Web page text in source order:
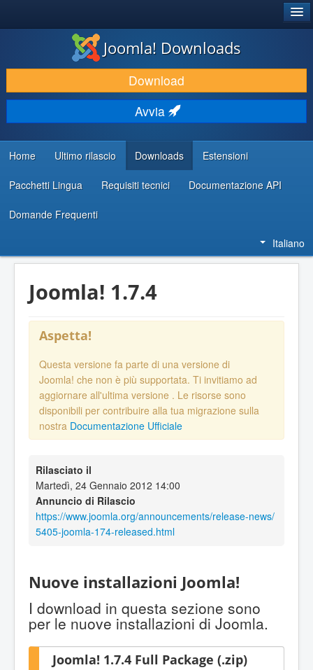
SCARICA & ESTENDI
SCOPRI & IMPARA
COMUNITÀ & SUPPORTO
RISORSE PER SVILUPPATORI
Joomla! Downloads
Download
Avvia
Home Ultimo rilascio Downloads Estensioni
Pacchetti Lingua Requisiti tecnici Documentazione API
Domande Frequenti
Italiano
Joomla! 1.7.4
Aspetta!
Questa versione fa parte di una versione di
Joomla! che non è più supportata. Ti invitiamo ad
aggiornare all'ultima versione . Le risorse sono
disponibili per contribuire alla tua migrazione sulla
nostra Documentazione Ufficiale
Rilasciato il
Martedì, 24 Gennaio 2012 14:00
Annuncio di Rilascio
https://www.joomla.org/announcements/release-news/
5405-joomla-174-released.html
Nuove installazioni Joomla!
I download in questa sezione sono
per le nuove installazioni di Joomla.
Joomla! 1.7.4 Full Package (.zip)